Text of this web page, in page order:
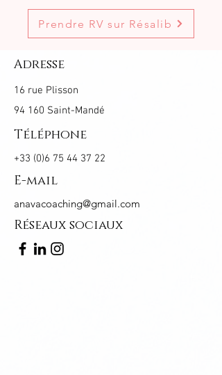
Prendre RV sur Résalib
Adresse
16 rue Plisson
94 160 Saint-Mandé
Téléphone
+33 (0)6 75 44 37 22
E-mail
anavacoaching@gmail.com
Réseaux sociaux